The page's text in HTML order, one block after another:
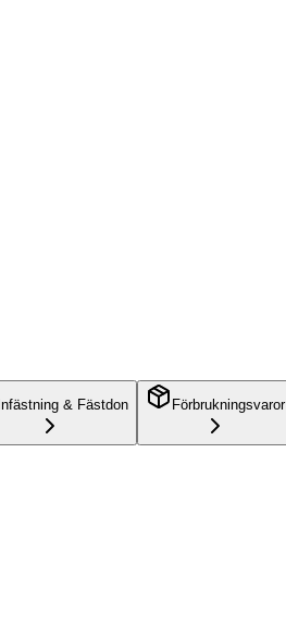
Infästning & Fästdon Förbrukningsvaror